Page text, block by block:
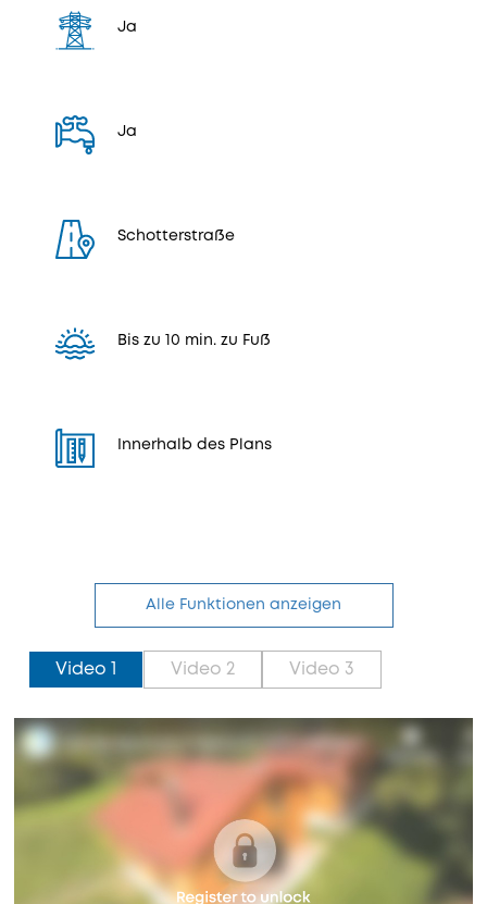
Ja
Ja
Schotterstraße
Bis zu 10 min. zu Fuß
Innerhalb des Plans
Alle Funktionen anzeigen
Video 1 Video 2 Video 3